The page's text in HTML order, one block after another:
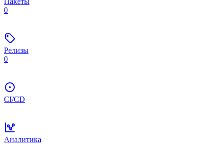
0
Релизы
0
CI/CD
Аналитика